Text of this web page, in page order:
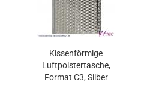
Kissenförmige
Luftpolstertasche,
Format C3, Silber